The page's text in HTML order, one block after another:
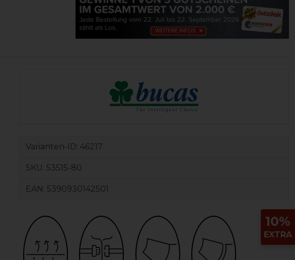
Varianten-ID: 46217
SKU: 53515-80
EAN: 5390930142501
10%
EXTRA